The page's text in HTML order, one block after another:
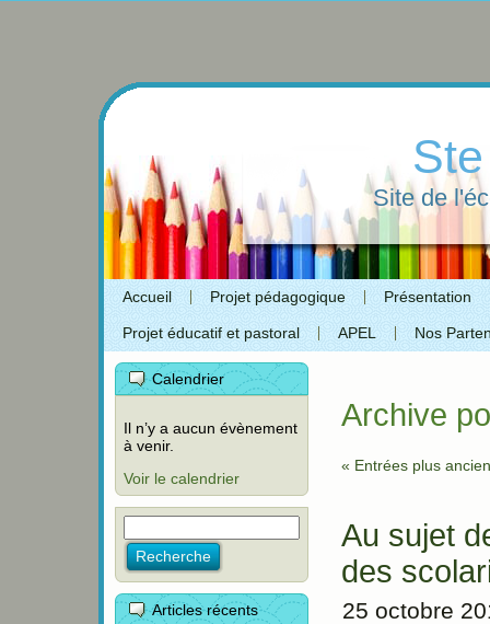
Site de
Accueil Projet pédagogique Présentation
Projet éducatif et pastoral APEL Nos
Calendrier
Il n’y a aucun évènement
à venir.
Voir le calendrier
Articles récents
Archive
« Entrées plus
Au sujet
des
25 octobre